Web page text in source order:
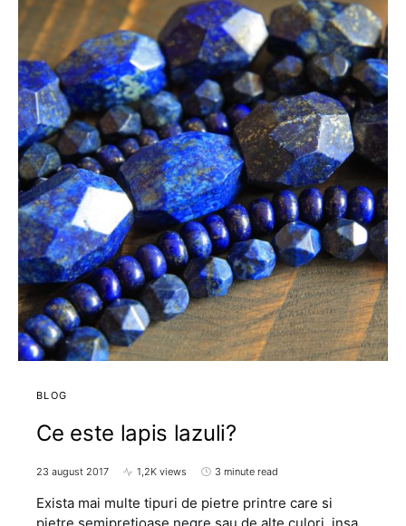
BLOG
Ce este lapis lazuli?
23 august 2017 1,2K views 3 minute read
Exista mai multe tipuri de pietre printre care si